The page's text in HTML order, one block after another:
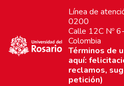
Línea de
0200
Calle 12C Nº
Colombia
Términos de
aquí:
reclamos,
petición)